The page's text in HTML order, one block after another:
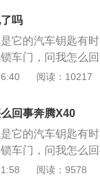
的时候遥控器指
首先要做的就是
况下需要更换新
器无法远距离接
扰源的附近，造成
吗
它的汽车钥匙有
车门，问我怎么
因造成的，该如
身控制器模块认
知汽车钥匙失灵
出的信号和天线
然后进行试车。
办法就是更换钥
阅读：10217
回事奔腾X40
它的汽车钥匙有
车门，问我怎么
因造成的，该如
阅读：9578